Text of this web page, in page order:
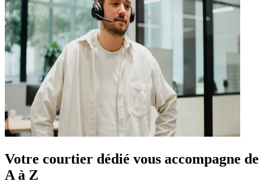
Votre courtier dédié vous accompagne de
A à Z